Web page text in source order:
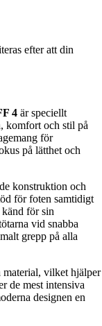
efter att din
4 är speciellt
komfort och stil på
för
på lätthet och
konstruktion och
för foten samtidigt
känd för sin
vid snabba
grepp på alla
material, vilket hjälper
de mest intensiva
designen en